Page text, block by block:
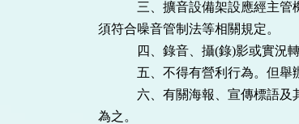
三、擴音設備架設應經主管機
須符合噪音管制法等相關規定。
四、錄音、攝(錄)影或實況轉播
五、不得有營利行為。但舉辦
六、有關海報、宣傳標語及其
為之。